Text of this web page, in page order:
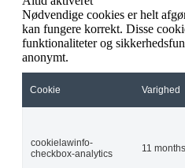
Nødvendige cookies er helt
kan fungere korrekt. Disse
funktionaliteter og
anonymt.
Cookie Varighed
cookielawinfo-
checkbox-analytics
11 months